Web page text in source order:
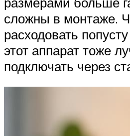
сложны в монтаже.
расходовать
этот аппарат тоже
подключать через